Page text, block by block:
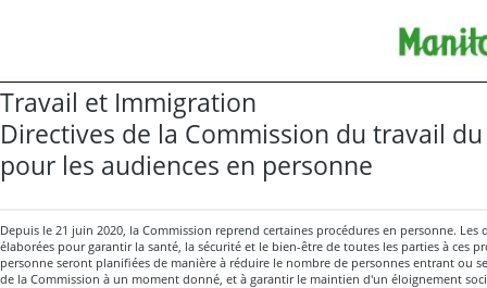
Travail et Immigration
Directives de la Commission du travail
pour les audiences en personne
Depuis le 21 juin 2020, la Commission reprend certaines procédures en personne. Les
élaborées pour garantir la santé, la sécurité et le bien-être de toutes les parties à ces
personne seront planifiées de manière à réduire le nombre de personnes entrant ou
de la Commission à un moment donné, et à garantir le maintien d'un éloignement